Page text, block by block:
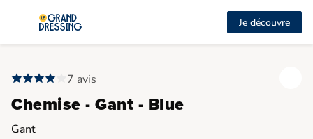
Je découvre
7 avis
Chemise - Gant - Blue
Gant